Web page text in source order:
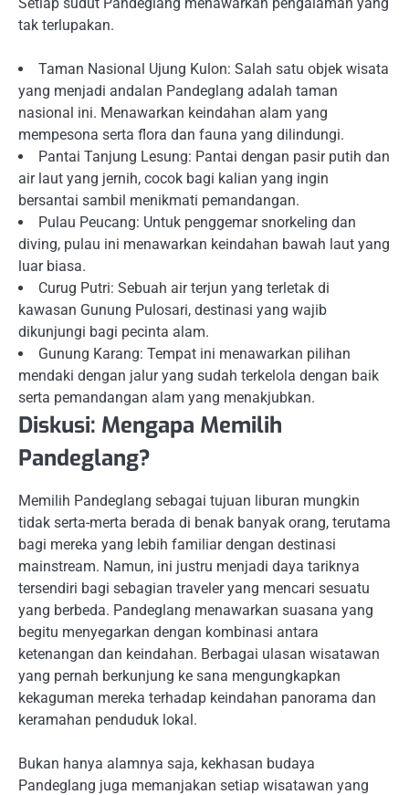
Setiap sudut Pandeglang menawarkan pengalaman yang
tak terlupakan.
Taman Nasional Ujung Kulon: Salah satu objek wisata
yang menjadi andalan Pandeglang adalah taman
nasional ini. Menawarkan keindahan alam yang
mempesona serta flora dan fauna yang dilindungi.
Pantai Tanjung Lesung: Pantai dengan pasir putih dan
air laut yang jernih, cocok bagi kalian yang ingin
bersantai sambil menikmati pemandangan.
Pulau Peucang: Untuk penggemar snorkeling dan
diving, pulau ini menawarkan keindahan bawah laut yang
luar biasa.
Curug Putri: Sebuah air terjun yang terletak di
kawasan Gunung Pulosari, destinasi yang wajib
dikunjungi bagi pecinta alam.
Gunung Karang: Tempat ini menawarkan pilihan
mendaki dengan jalur yang sudah terkelola dengan baik
serta pemandangan alam yang menakjubkan.
Diskusi: Mengapa Memilih
Pandeglang?
Memilih Pandeglang sebagai tujuan liburan mungkin
tidak serta-merta berada di benak banyak orang, terutama
bagi mereka yang lebih familiar dengan destinasi
mainstream. Namun, ini justru menjadi daya tariknya
tersendiri bagi sebagian traveler yang mencari sesuatu
yang berbeda. Pandeglang menawarkan suasana yang
begitu menyegarkan dengan kombinasi antara
ketenangan dan keindahan. Berbagai ulasan wisatawan
yang pernah berkunjung ke sana mengungkapkan
kekaguman mereka terhadap keindahan panorama dan
keramahan penduduk lokal.
Bukan hanya alamnya saja, kekhasan budaya
Pandeglang juga memanjakan setiap wisatawan yang